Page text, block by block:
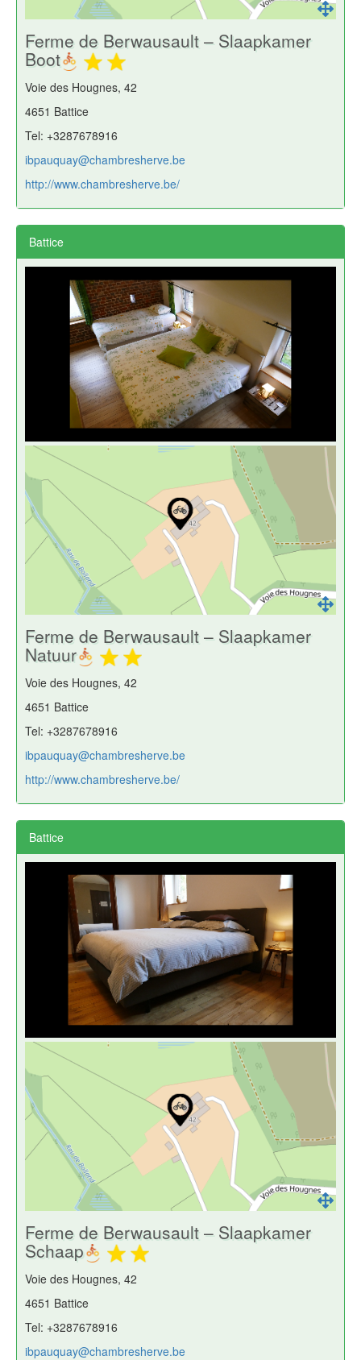
Ferme de Berwausault – Slaapkamer
Boot
Voie des Hougnes, 42
4651 Battice
Tel: +3287678916
ibpauquay@chambresherve.be
http://www.chambresherve.be/
Battice
Ferme de Berwausault – Slaapkamer
Natuur
Voie des Hougnes, 42
4651 Battice
Tel: +3287678916
ibpauquay@chambresherve.be
http://www.chambresherve.be/
Battice
Ferme de Berwausault – Slaapkamer
Schaap
Voie des Hougnes, 42
4651 Battice
Tel: +3287678916
ibpauquay@chambresherve.be